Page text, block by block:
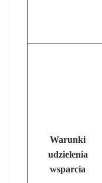
Warunki
udzielenia
wsparcia